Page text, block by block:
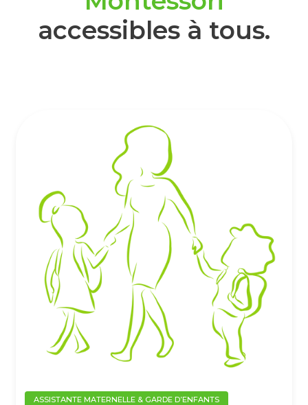
accessibles à tous.
ASSISTANTE MATERNELLE & GARDE D’ENFANTS